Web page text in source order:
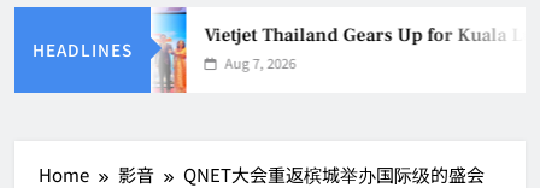
HEADLINES
Vietjet Thailand Gears Up for Kuala
Aug 7, 2026
Home 影音 QNET大会重返槟城举办国际级的盛会